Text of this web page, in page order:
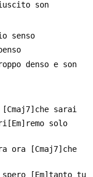
senso
sarai